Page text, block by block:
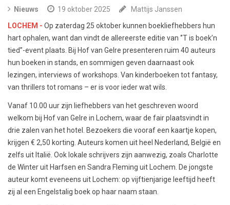
Nieuws 19 oktober 2025
Mattijs Janssen
LOCHEM - Op zaterdag 25 oktober kunnen boekliefhebbers hun
hart ophalen, want dan vindt de allereerste editie van ‘’T is boek’n
tied’’-event plaats. Bij Hof van Gelre presenteren ruim 40 auteurs
hun boeken in stands, en sommigen geven daarnaast ook
lezingen, interviews of workshops. Van kinderboeken tot fantasy,
van thrillers tot romans – er is voor ieder wat wils.
Vanaf 10.00 uur zijn liefhebbers van het geschreven woord
welkom bij Hof van Gelre in Lochem, waar de fair plaatsvindt in
drie zalen van het hotel. Bezoekers die vooraf een kaartje kopen,
krijgen € 2,50 korting. Auteurs komen uit heel Nederland, België en
zelfs uit Italië. Ook lokale schrijvers zijn aanwezig, zoals Charlotte
de Winter uit Harfsen en Sandra Fleming uit Lochem. De jongste
auteur komt eveneens uit Lochem: op vijftienjarige leeftijd heeft
zij al een Engelstalig boek op haar naam staan.